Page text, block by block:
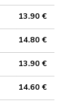
13.90 €
14.80 €
13.90 €
14.60 €